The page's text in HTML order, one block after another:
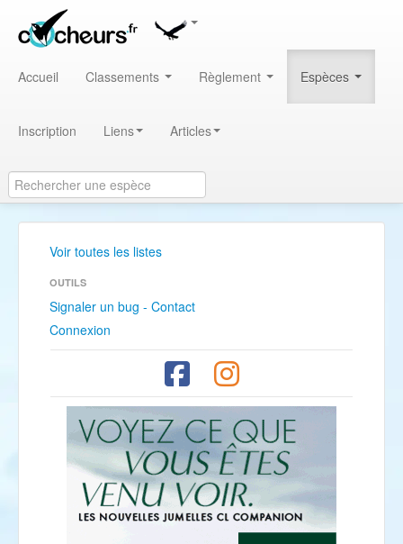
Accueil Classements Règlement Espèces
Inscription Liens Articles
Voir toutes les listes
OUTILS
Signaler un bug - Contact
Connexion